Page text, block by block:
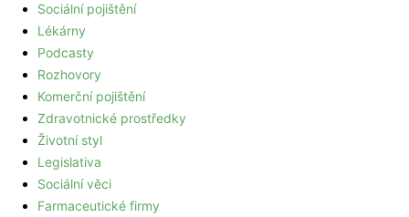
Sociální pojištění
Lékárny
Podcasty
Rozhovory
Komerční pojištění
Zdravotnické prostředky
Životní styl
Legislativa
Sociální věci
Farmaceutické firmy